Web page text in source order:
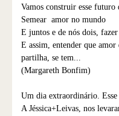
Vamos construir esse futuro
Semear amor no mundo
E juntos e de nós dois,
E assim, entender que
partilha, se tem...
(Margareth Bonfim)
Um dia extraordinário. Esse
A Jéssica+Leivas, nos